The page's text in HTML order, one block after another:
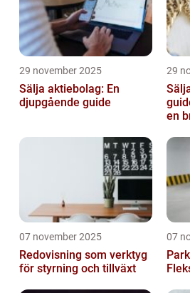
29 november 2025
Sälja aktiebolag: En
djupgående guide
29
en
07 november 2025
Redovisning som verktyg
för styrning och tillväxt
07